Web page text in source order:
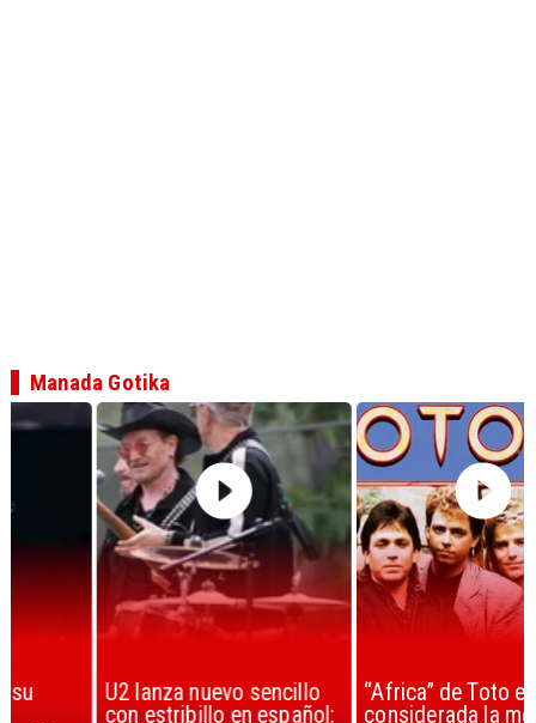
U2 lanza nuevo sencillo
con estribillo en español:
“Africa” de Toto es
considerada la mejor
Manada Gotika